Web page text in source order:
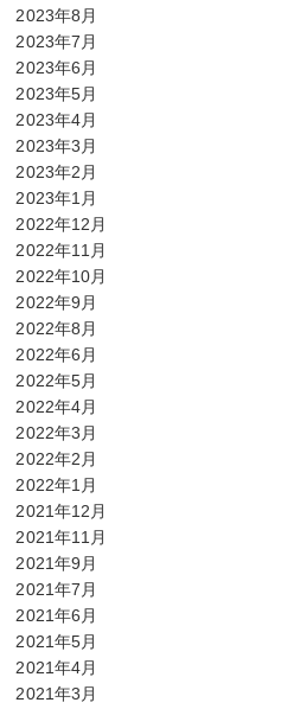
2023年8月
2023年7月
2023年6月
2023年5月
2023年4月
2023年3月
2023年2月
2023年1月
2022年12月
2022年11月
2022年10月
2022年9月
2022年8月
2022年6月
2022年5月
2022年4月
2022年3月
2022年2月
2022年1月
2021年12月
2021年11月
2021年9月
2021年7月
2021年6月
2021年5月
2021年4月
2021年3月